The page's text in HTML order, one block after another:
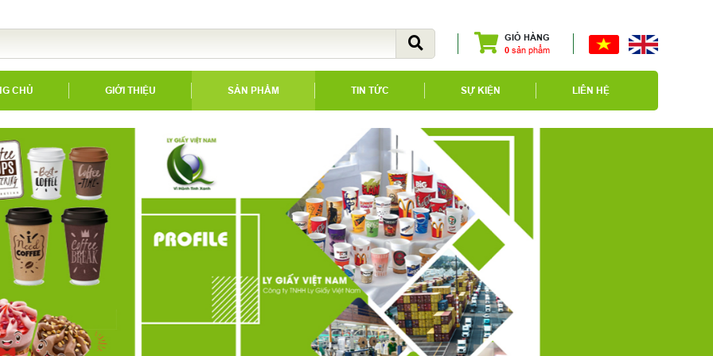
GIỎ HÀNG
0 sản phẩm
CHỦ GIỚI THIỆU SẢN PHẨM
NẮP GIẤY - NẮP NHỰA
SẢN PHẨM BÃ MÍA SINH HỌC
QUAI XÁCH LY
HỘP PIZZA
TIN TỨC SỰ KIỆN LIÊN HỆ